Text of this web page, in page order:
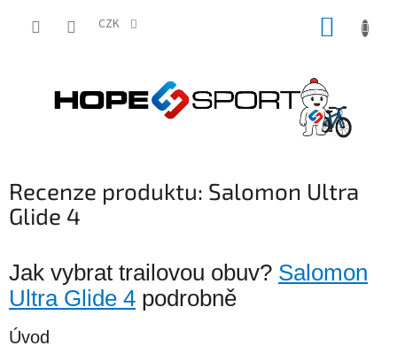
CZK
Recenze produktu: Salomon Ultra
Glide 4
Jak vybrat trailovou obuv? Salomon
Ultra Glide 4 podrobně
Úvod